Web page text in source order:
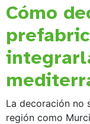
Cómo
La decoración no
región como